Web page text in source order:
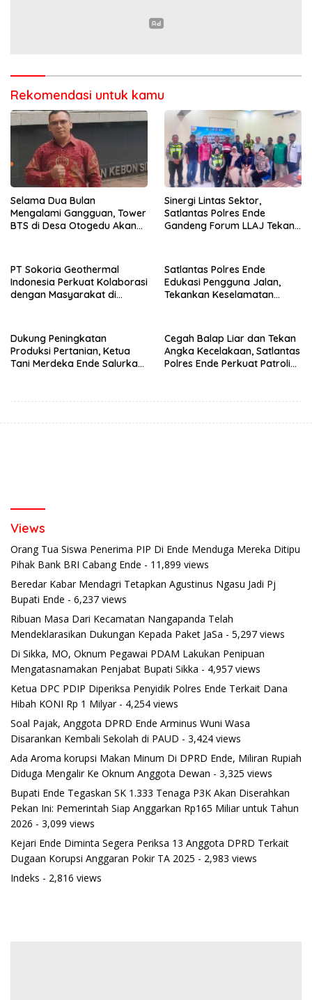
Rekomendasi untuk kamu
Selama Dua Bulan
Mengalami Gangguan, Tower
BTS di Desa Otogedu Akan
Sinergi Lintas Sektor,
Satlantas Polres Ende
Gandeng Forum LLAJ Tekan
PT Sokoria Geothermal
Indonesia Perkuat Kolaborasi
dengan Masyarakat di
Satlantas Polres Ende
Edukasi Pengguna Jalan,
Tekankan Keselamatan
Dukung Peningkatan
Produksi Pertanian, Ketua
Tani Merdeka Ende Salurkan
Cegah Balap Liar dan Tekan
Angka Kecelakaan, Satlantas
Polres Ende Perkuat Patroli
Views
Orang Tua Siswa Penerima PIP Di Ende Menduga Mereka Ditipu
Pihak Bank BRI Cabang Ende - 11,899 views
Beredar Kabar Mendagri Tetapkan Agustinus Ngasu Jadi Pj
Bupati Ende - 6,237 views
Ribuan Masa Dari Kecamatan Nangapanda Telah
Mendeklarasikan Dukungan Kepada Paket JaSa - 5,297 views
Di Sikka, MO, Oknum Pegawai PDAM Lakukan Penipuan
Mengatasnamakan Penjabat Bupati Sikka - 4,957 views
Ketua DPC PDIP Diperiksa Penyidik Polres Ende Terkait Dana
Hibah KONI Rp 1 Milyar- 4,254 views
Soal Pajak, Anggota DPRD Ende Arminus Wuni Wasa
Disarankan Kembali Sekolah di PAUD - 3,424 views
Ada Aroma korupsi Makan Minum Di DPRD Ende, Miliran Rupiah
Diduga Mengalir Ke Oknum Anggota Dewan - 3,325 views
Bupati Ende Tegaskan SK 1.333 Tenaga P3K Akan Diserahkan
Pekan Ini: Pemerintah Siap Anggarkan Rp165 Miliar untuk Tahun
2026 - 3,099 views
Kejari Ende Diminta Segera Periksa 13 Anggota DPRD Terkait
Dugaan Korupsi Anggaran Pokir TA 2025 - 2,983 views
Indeks - 2,816 views